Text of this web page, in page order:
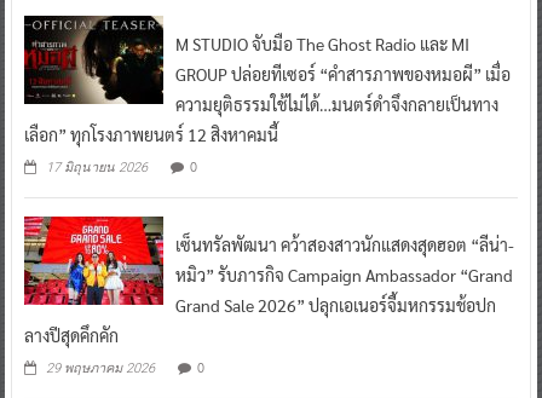
M STUDIO จับมือ The Ghost Radio และ MI
GROUP ปล่อยทีเซอร์ “คำสารภาพของหมอผี” เมื่อ
ความยุติธรรมใช้ไม่ได้…มนตร์ดำจึงกลายเป็นทาง
เลือก” ทุกโรงภาพยนตร์ 12 สิงหาคมนี้
17 มิถุนายน 2026 0
เซ็นทรัลพัฒนา คว้าสองสาวนักแสดงสุดฮอต “ลีน่า-
หมิว” รับภารกิจ Campaign Ambassador “Grand
Grand Sale 2026” ปลุกเอเนอร์จี้มหกรรมช้อปก
ลางปีสุดคึกคัก
29 พฤษภาคม 2026 0